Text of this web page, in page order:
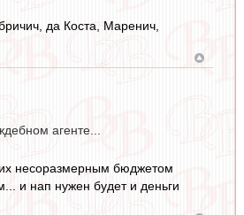
да Коста, Маренич,
агенте...
их несоразмерным бюджетом
и нап нужен будет и деньги